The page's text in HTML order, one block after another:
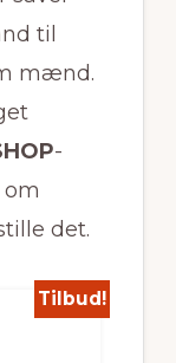
til
mænd.
-
det.
Tilbud!